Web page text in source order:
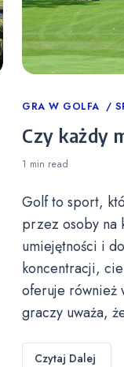
Categories
GRA W GOLFA
Czy każdy
1 min read
Golf to sport,
przez osoby na
umiejętności i
koncentracji,
oferuje również
graczy uważa,
Czytaj Dalej